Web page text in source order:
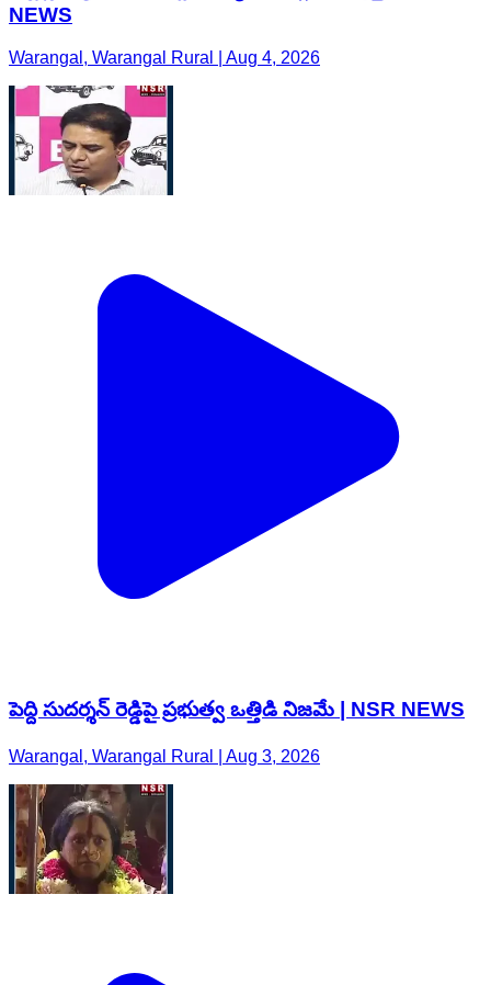
NEWS
Warangal, Warangal Rural | Aug 4, 2026
పెద్ది సుదర్శన్ రెడ్డిపై ప్రభుత్వ ఒత్తిడి నిజమే | NSR NEWS
Warangal, Warangal Rural | Aug 3, 2026